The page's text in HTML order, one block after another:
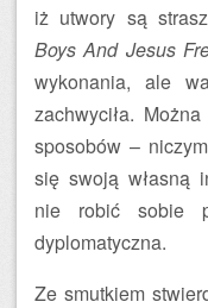
iż utwory są
Boys And Jesus
wykonania, ale
zachwyciła.
sposobów –
się swoją własną
nie robić sobie
dyplomatyczna.
Ze smutkiem